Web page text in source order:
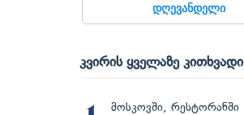
დღევანდელი
კვირის ყველაზე კითხვადი
მოსკოვში, რესტორანში